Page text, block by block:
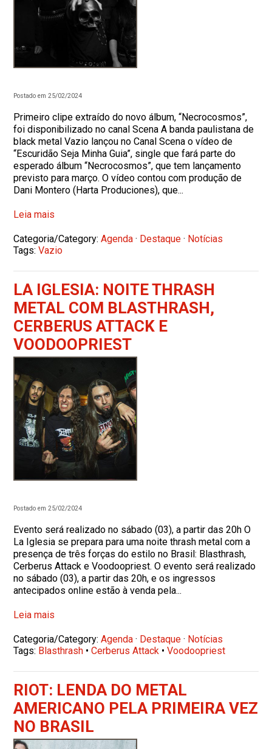
Postado em 25/02/2024
Primeiro clipe extraído do novo álbum, “Necrocosmos”,
foi disponibilizado no canal Scena A banda paulistana de
black metal Vazio lançou no Canal Scena o vídeo de
“Escuridão Seja Minha Guia”, single que fará parte do
esperado álbum “Necrocosmos”, que tem lançamento
previsto para março. O vídeo contou com produção de
Dani Montero (Harta Produciones), que...
Leia mais
Categoria/Category:Agenda · Destaque · Notícias
Tags:Vazio
LA IGLESIA: NOITE THRASH
METAL COM BLASTHRASH,
CERBERUS ATTACK E
VOODOOPRIEST
Postado em 25/02/2024
Evento será realizado no sábado (03), a partir das 20h O
La Iglesia se prepara para uma noite thrash metal com a
presença de três forças do estilo no Brasil: Blasthrash,
Cerberus Attack e Voodoopriest. O evento será realizado
no sábado (03), a partir das 20h, e os ingressos
antecipados online estão à venda pela...
Leia mais
Categoria/Category:Agenda · Destaque · Notícias
Tags: Blasthrash •Cerberus Attack •Voodoopriest
RIOT: LENDA DO METAL
AMERICANO PELA PRIMEIRA VEZ
NO BRASIL